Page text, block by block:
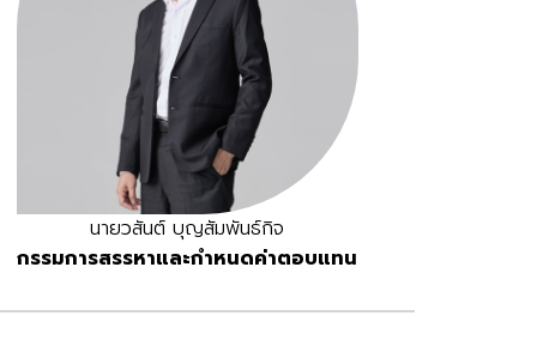
นายวสันต์ บุญสัมพันธ์กิจ
กรรมการสรรหาและกำหนดค่าตอบแทน